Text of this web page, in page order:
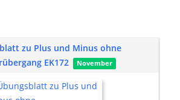
zu Plus und Minus ohne
EK172
November